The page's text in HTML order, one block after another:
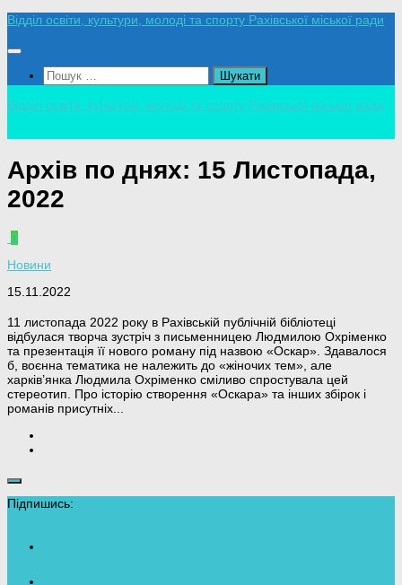
Skip
content
Відділ освіти, культури, молоді та спорту Рахівської міської ради
Пошук:
Відділ освіти, культури, молоді та спорту Рахівської міської ради
Архів по днях: 15 Листопада,
2022
0
Новини
15.11.2022
11 листопада 2022 року в Рахівській публічній бібліотеці
відбулася творча зустріч з письменницею Людмилою Охріменко
та презентація її нового роману під назвою «Оскар». Здавалося
б, воєнна тематика не належить до «жіночих тем», але
харків’янка Людмила Охріменко сміливо спростувала цей
стереотип. Про історію створення «Оскара» та інших збірок і
романів присутніх...
Підпишись: